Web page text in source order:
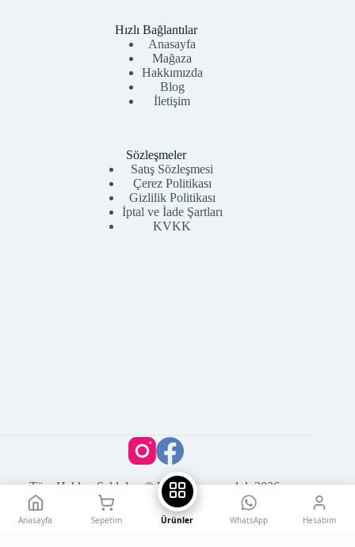
Hızlı Bağlantılar
Anasayfa
Mağaza
Hakkımızda
Blog
İletişim
Sözleşmeler
Satış Sözleşmesi
Çerez Politikası
Gizlilik Politikası
İptal ve İade Şartları
KVKK
Tüm Hakları Saklıdır. © Vega Kuyumculuk 2026
Anasayfa Sepetim Ürünler WhatsApp Hesabım